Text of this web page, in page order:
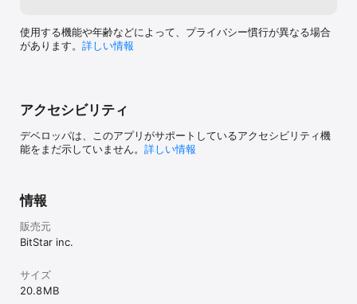
上記サーバーを既にご利用中のお客さまであれば、アプリをダウ
ンロードして直ぐに
※ご利用いただくにはインターネット接続が必須となりますので、パ
ケット通信料が
サムネイル表示による、パケット通信をおさえたい場合は、アプ
使用する機能や年齢などによって、プライバシー慣行が異なる場合
があります。 詳しい情報
アクセシビリティ
デベロッパは、このアプリがサポートしているアクセシビリティ機
能をまだ示していません。 詳しい情報
情報
販売元
BitStar inc.
サイズ
20.8 MB